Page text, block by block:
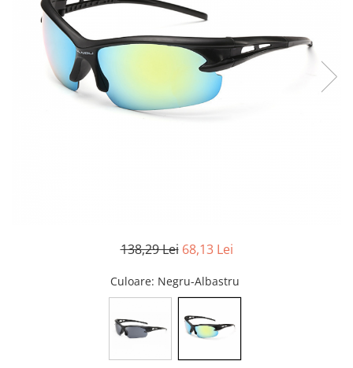
138,29 Lei 68,13 Lei
Culoare: Negru-Albastru